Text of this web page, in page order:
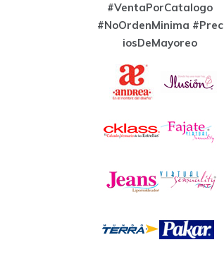
#VentaPorCatalogo
#NoOrdenMinima #Prec
iosDeMayoreo